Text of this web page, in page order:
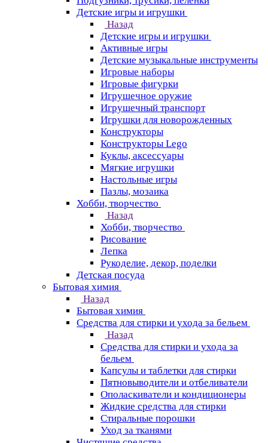
Детские игры и игрушки
Назад
Детские игры и игрушки
Активные игры
Детские музыкальные инструменты
Игровые наборы
Игровые фигурки
Игрушечное оружие
Игрушечный транспорт
Игрушки для новорожденных
Конструкторы
Конструкторы Lego
Куклы, аксессуары
Мягкие игрушки
Настольные игры
Пазлы, мозаика
Хобби, творчество
Назад
Хобби, творчество
Рисование
Лепка
Рукоделие, декор, поделки
Детская посуда
Бытовая химия
Назад
Бытовая химия
Средства для стирки и ухода за бельем
Назад
Средства для стирки и ухода за
бельем
Капсулы и таблетки для стирки
Пятновыводители и отбеливатели
Ополаскиватели и кондиционеры
Жидкие средства для стирки
Стиральные порошки
Уход за тканями